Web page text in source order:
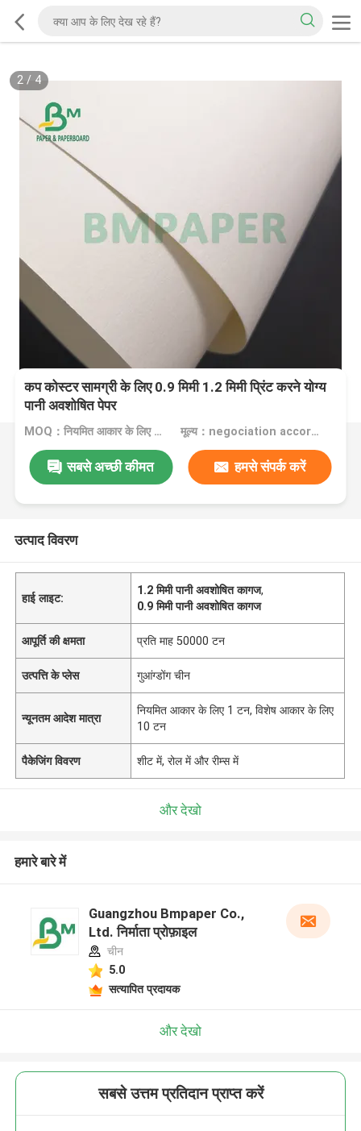
2/ 4
कप कोस्टर सामग्री के लिए 0.9 मिमी 1.2 मिमी प्रिंट करने योग्य
पानी अवशोषित पेपर
MOQ：नियमित आकार के लिए 1 टन, विशेष आकार के लिए 10 टन मूल्य：negociation according to size, quantity and gsm
सबसे अच्छी कीमत हमसे संपर्क करें
उत्पाद विवरण
हाई लाइट:
1.2 मिमी पानी अवशोषित कागज,
0.9 मिमी पानी अवशोषित कागज
आपूर्ति की क्षमता प्रति माह 50000 टन
उत्पत्ति के प्लेस गुआंग्डोंग चीन
न्यूनतम आदेश मात्रा
नियमित आकार के लिए 1 टन, विशेष आकार के लिए
10 टन
पैकेजिंग विवरण शीट में, रोल में और रीम्स में
और देखो
हमारे बारे में
Guangzhou Bmpaper Co.,
Ltd. निर्माता प्रोफ़ाइल
चीन
5.0
सत्यापित प्रदायक
और देखो
सबसे उत्तम प्रतिदान प्राप्त करें